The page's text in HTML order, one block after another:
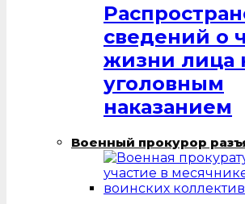
сведений о
жизни лица
уголовным
наказанием
Военный прокурор